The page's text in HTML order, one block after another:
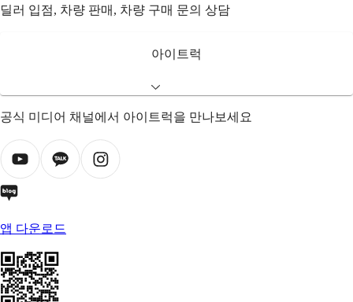
딜러 입점, 차량 판매, 차량 구매 문의 상담
아이트럭
공식 미디어 채널에서 아이트럭을 만나보세요
앱 다운로드